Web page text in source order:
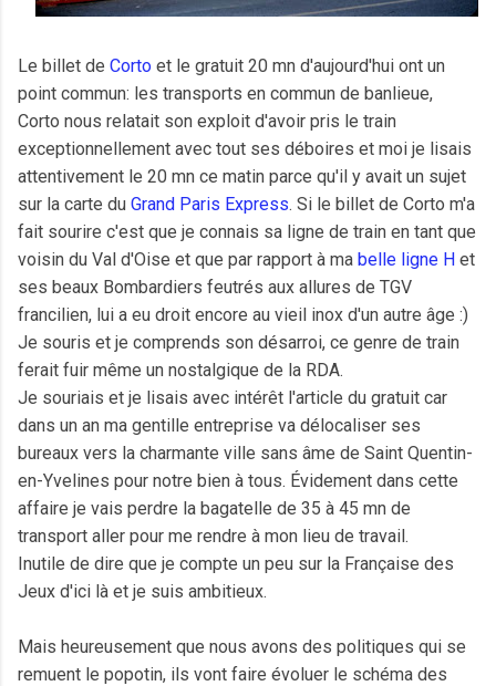
Le billet de Corto et le gratuit 20 mn d'aujourd'hui ont un
point commun: les transports en commun de banlieue,
Corto nous relatait son exploit d'avoir pris le train
exceptionnellement avec tout ses déboires et moi je lisais
attentivement le 20 mn ce matin parce qu'il y avait un sujet
sur la carte du Grand Paris Express. Si le billet de Corto m'a
fait sourire c'est que je connais sa ligne de train en tant que
voisin du Val d'Oise et que par rapport à ma belle ligne H et
ses beaux Bombardiers feutrés aux allures de TGV
francilien, lui a eu droit encore au vieil inox d'un autre âge :)
Je souris et je comprends son désarroi, ce genre de train
ferait fuir même un nostalgique de la RDA.
Je souriais et je lisais avec intérêt l'article du gratuit car
dans un an ma gentille entreprise va délocaliser ses
bureaux vers la charmante ville sans âme de Saint Quentin-
en-Yvelines pour notre bien à tous. Évidement dans cette
affaire je vais perdre la bagatelle de 35 à 45 mn de
transport aller pour me rendre à mon lieu de travail.
Inutile de dire que je compte un peu sur la Française des
Jeux d'ici là et je suis ambitieux.
Mais heureusement que nous avons des politiques qui se
remuent le popotin, ils vont faire évoluer le schéma des